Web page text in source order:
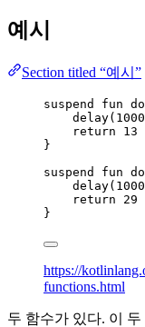
예시
Section titled “예시”
suspend fun
delay(
return
13
}
suspend
fun
delay(
return
29
}
https://
functions.html
두 함수가 있다. 이 두